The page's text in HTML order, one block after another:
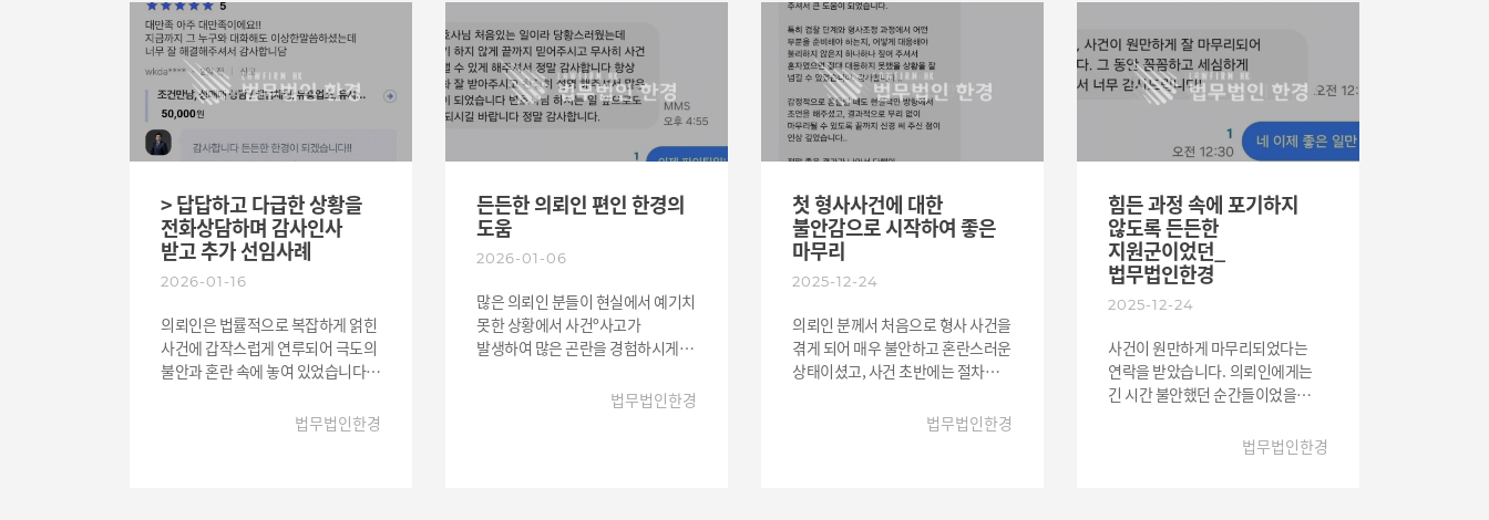
사건이 모두 마무리된 후
의뢰인분께서 보내주신 감사의
문자입니다. "변호사님께서 제
주장을 경청해 주시고 치밀하게
변론을 준비해 주신 덕분에 억울함을
완전히 벗을 수 있었습니다."
의뢰인분의 감사인사는 저희에게
다해야 하는 이유입니다. 형사사건은
초기 대응과 변론 방향에 따라
결과가 확연히 달라질 수 있습니다.
법무법인한경은 사건 하나하나를 내
가족의 일처럼 책임감 있게
검토하며, 의뢰인의 권익을 지키기
위해 끝까지 함께 합니다. 억울한
형사사건을 마주하신다면
법률전문가와 함께 현명한
주저하지 마시고 한경으로
수사기관과 해당 법원에 의뢰인의
상황을 적극 전달하며 사건 대응에
집중하였습니다. 그 과정에서 의뢰인
분은 “이제야 긴 터널의 끝이 보이는
것 같습니다!” “정신적으로 너무
힘들었는데 끝이 나서 정말
안도감을 표현하셨습니다. 법무법인
한경은 단순히 사건을 처리하는 것을
넘어 의뢰인분들이 다시 평온한
일상으로 돌아갈 수 있도록
마지막까지 책임감 있게 조력을
다하여 도움드리고 있으며, 어떠한
어려움 속에서도 최선의 다하여
결과를 위해 함께하고 있으니 혼자
그럼 항상 최선을 다하는 한경이
법률적인 사건들이 생기면 어디에
의지할 곳도 터 놓고 논의할 곳도
없는 분들이 대부분입니다. 많은
시간들을 매일 함께 하지는 못하지만
아주 짧게나마 같은 사람으로써
법률적 대리인으로써 사건의
고민이 있으시다면 혼자 고심하지
마시고 한경의 문을 두드리신다면
최선을 다하여 도움드리겠습니다.
의뢰인 분은 사건 초기부터 불안한
마음에 수차례 상담과 문의를
했지만, 변호인은 매번 차분하게
사건 진행 상황을 설명하고 대응
방향을 안내해드렸습니다. 특히
사건의 사실관계와 정황을 면밀하게
작성하고, 의뢰인의 상황을 충분히
반영한 법적 대응 전략을
마련하였습니다. 수사 과정에서도
의뢰인이 불안해하지 않도록
지속적인 상담과 설명을 통해 사건
대응을 진행하였습니다. 그 결과,
변호인의 적극적인 대응과 철저한
준비 덕분에 의뢰인은 예상보다 좋은
결과를 얻을 수 있었으며, 의뢰인은
사건이 마무리된 이후 “힘든 시간을
도움 덕분이었다”며 깊은 감사의
> 답답하고 다급한 상황을
전화상담하며 감사인사
받고 추가 선임사례
2026-01-16
의뢰인은 법률적으로 복잡하게 얽힌
사건에 갑작스럽게 연루되어 극도의
불안과 혼란 속에 놓여 있었습니다.
얻지 못한 채 상황은 점점법무법인한경
든든한 의뢰인 편인 한경의
도움
2026-01-06
많은 의뢰인 분들이 현실에서 예기치
못한 상황에서 사건º사고가
발생하여 많은 곤란을 경험하시게
의지와 상관없이 형사사건에법무법인한경
첫 형사사건에 대한
불안감으로 시작하여 좋은
마무리
2025-12-24
의뢰인 분께서 처음으로 형사 사건을
겪게 되어 매우 불안하고 혼란스러운
상태이셨고, 사건 초반에는 절차도
막막함과 두려움이 크셨습니다. 저희
법무법인한경
힘든 과정 속에 포기하지
않도록 든든한
지원군이었던_
법무법인한경
2025-12-24
사건이 원만하게 마무리되었다는
연락을 받았습니다. 의뢰인에게는
긴 시간 불안했던 순간들이었을
지나올 수 있었다는 말에 마음이
법무법인한경